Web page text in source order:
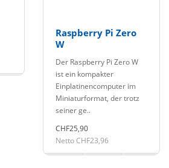
Raspberry Pi Zero
W
Der Raspberry Pi Zero W
ist ein kompakter
Einplatinencomputer im
Miniaturformat, der trotz
seiner ge..
CHF25,90
Netto CHF23,96